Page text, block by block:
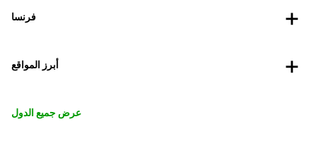
فرنسا
أبرز المواقع
عرض جميع الدول